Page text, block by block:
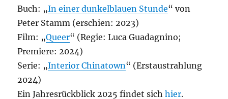
Buch: „In einer dunkelblauen Stunde“ von
Peter Stamm (erschien: 2023)
Film: „Queer“ (Regie: Luca Guadagnino;
Premiere: 2024)
Serie: „Interior Chinatown“ (Erstaustrahlung
2024)
Ein Jahresrückblick 2025 findet sichhier.